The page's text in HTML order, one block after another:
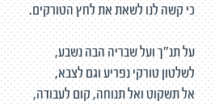
כי קשה לנו לשאת את לחץ הטורקים.
על תנ"ך ועל שבריה הבה נשבע,
לשלטון טורקי נפריע וגם לצבא,
אל תשקוט ואל תנוחה, קום לעבודה,